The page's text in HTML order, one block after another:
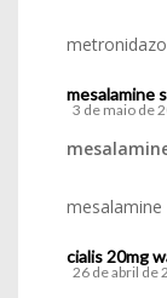
mesalamine
3 de maio de
cialis 20mg
26 de abril de